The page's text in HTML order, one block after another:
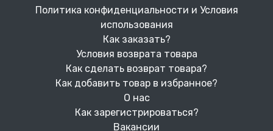
Политика конфиденциальности и Условия
использования
Как заказать?
Условия возврата товара
Как сделать возврат товара?
Как добавить товар в избранное?
О нас
Как зарегистрироваться?
Вакансии